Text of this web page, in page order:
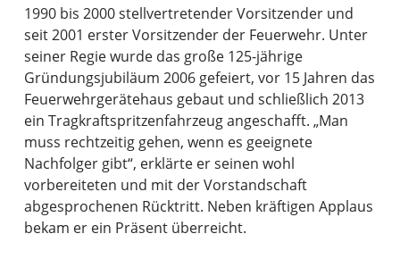
1990 bis 2000 stellvertretender Vorsitzender und
seit 2001 erster Vorsitzender der Feuerwehr. Unter
seiner Regie wurde das große 125-jährige
Gründungsjubiläum 2006 gefeiert, vor 15 Jahren das
Feuerwehrgerätehaus gebaut und schließlich 2013
ein Tragkraftspritzenfahrzeug angeschafft. „Man
muss rechtzeitig gehen, wenn es geeignete
Nachfolger gibt“, erklärte er seinen wohl
vorbereiteten und mit der Vorstandschaft
abgesprochenen Rücktritt. Neben kräftigen Applaus
bekam er ein Präsent überreicht.